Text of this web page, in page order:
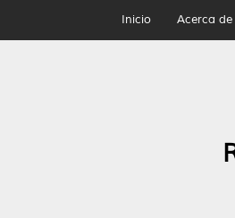
Inicio Acerca de